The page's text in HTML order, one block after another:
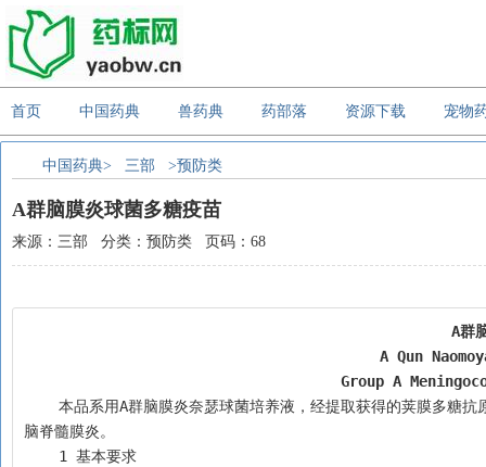
首页 中国药典 兽药典 药部落 资源下载 宠物
中国药典> 三部 >预防类
A群脑膜炎球菌多糖疫苗
来源：三部 分类：预防类 页码：68
A群
A Qun
Group A
脑脊髓膜炎。
    1 基本要求